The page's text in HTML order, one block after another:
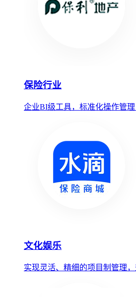
保险行业
企业BI级工具，标准化操作管
文化娱乐
实现灵活、精细的项目制管理